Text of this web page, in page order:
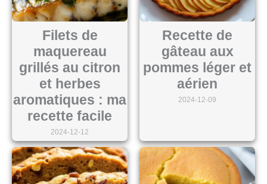
Filets de
maquereau
grillés au citron
et herbes
aromatiques : ma
recette facile
2024-12-12
Recette de
gâteau aux
pommes léger et
aérien
2024-12-09